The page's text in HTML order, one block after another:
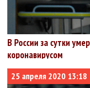
В России за сутки
коронавирусом
25 апреля 2020 13:18